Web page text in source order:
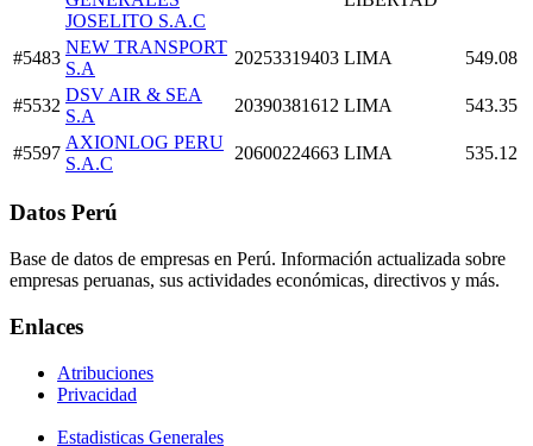
JOSELITO S.A.C
#5483
NEW TRANSPORT
S.A
20253319403 LIMA 549.08
#5532
DSV AIR & SEA
S.A
20390381612 LIMA 543.35
#5597
AXIONLOG PERU
S.A.C
20600224663 LIMA 535.12
Datos Perú
Base de datos de empresas en Perú. Información actualizada sobre
empresas peruanas, sus actividades económicas, directivos y más.
Enlaces
Atribuciones
Privacidad
Estadisticas Generales